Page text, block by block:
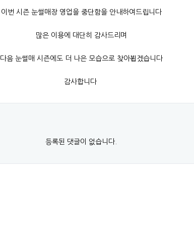
이번 시즌 눈썰매장 영업을 중단함을 안내하여드립니다
많은 이용에 대단히 감사드리며
다음 눈썰매 시즌에도 더 나은 모습으로 찾아뵙겠습니다
감사합니다
등록된 댓글이 없습니다.